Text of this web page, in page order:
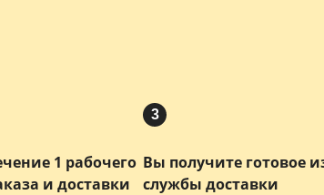
1 рабочего
и доставки
3
Вы получите готовое
службы доставки